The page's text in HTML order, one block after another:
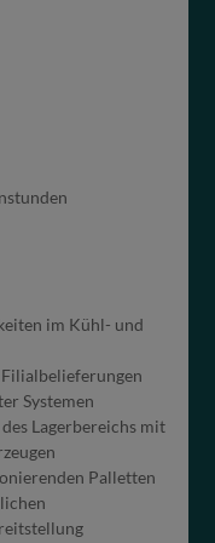
im Kühl- und
Systemen
Lagerbereichs mit
Palletten